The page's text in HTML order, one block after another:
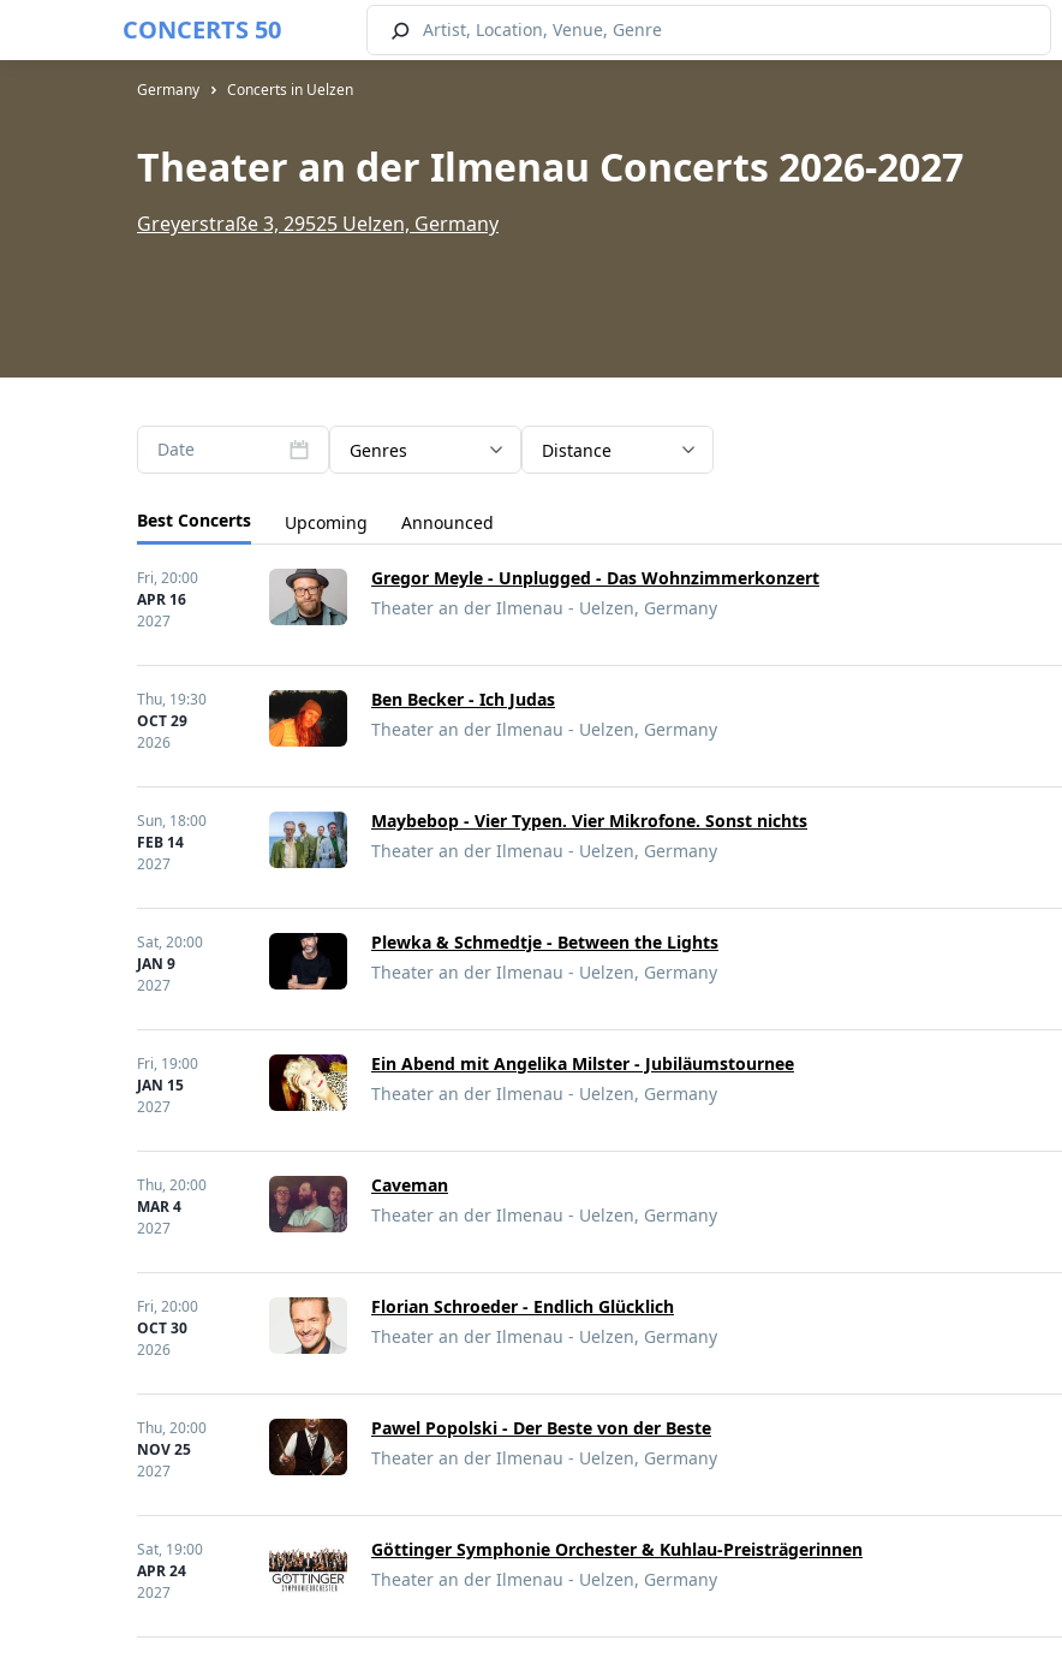
CONCERTS 50
Germany Concerts in Uelzen
Theater an der Ilmenau Concerts 2026-2027
Greyerstraße 3, 29525 Uelzen, Germany
Date Genres Distance
Best Concerts Upcoming Announced
Fri,20:00
APR 16
2027
Gregor Meyle - Unplugged - Das Wohnzimmerkonzert
Theater an der Ilmenau - Uelzen, Germany
Thu, 19:30
OCT 29
2026
Ben Becker - Ich Judas
Theater an der Ilmenau - Uelzen, Germany
Sun, 18:00
FEB 14
2027
Maybebop - Vier Typen. Vier Mikrofone. Sonst nichts
Theater an der Ilmenau - Uelzen, Germany
Sat,20:00
JAN 9
2027
Plewka & Schmedtje - Between the Lights
Theater an der Ilmenau - Uelzen, Germany
Fri, 19:00
JAN 15
2027
Ein Abend mit Angelika Milster - Jubiläumstournee
Theater an der Ilmenau - Uelzen, Germany
Thu,20:00
MAR 4
2027
Caveman
Theater an der Ilmenau - Uelzen, Germany
Fri,20:00
OCT 30
2026
Florian Schroeder - Endlich Glücklich
Theater an der Ilmenau - Uelzen, Germany
Thu,20:00
NOV 25
2027
Pawel Popolski - Der Beste von der Beste
Theater an der Ilmenau - Uelzen, Germany
Sat, 19:00
APR 24
2027
Göttinger Symphonie Orchester & Kuhlau-Preisträgerinnen
Theater an der Ilmenau - Uelzen, Germany